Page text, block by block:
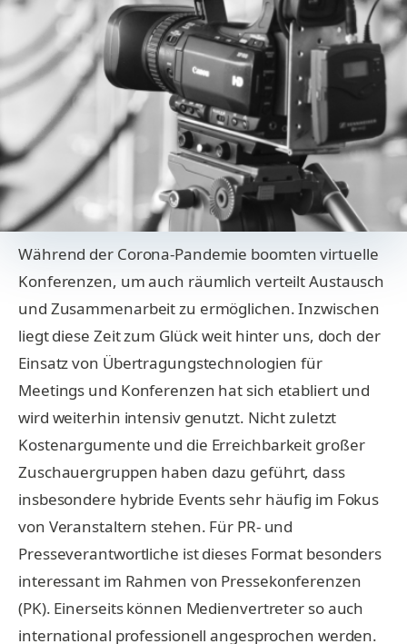
Während der Corona-Pandemie boomten virtuelle
Konferenzen, um auch räumlich verteilt Austausch
und Zusammenarbeit zu ermöglichen. Inzwischen
liegt diese Zeit zum Glück weit hinter uns, doch der
Einsatz von Übertragungstechnologien für
Meetings und Konferenzen hat sich etabliert und
wird weiterhin intensiv genutzt. Nicht zuletzt
Kostenargumente und die Erreichbarkeit großer
Zuschauergruppen haben dazu geführt, dass
insbesondere hybride Events sehr häufig im Fokus
von Veranstaltern stehen. Für PR- und
Presseverantwortliche ist dieses Format besonders
interessant im Rahmen von Pressekonferenzen
(PK). Einerseits können Medienvertreter so auch
international professionell angesprochen werden.